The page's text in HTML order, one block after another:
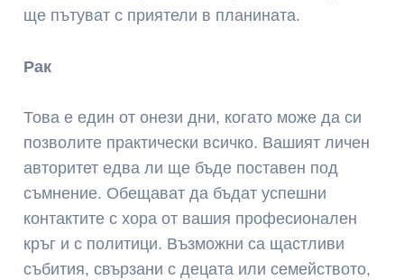
ще пътуват с приятели в планината.
Рак
Това е един от онези дни, когато може да си
позволите практически всичко. Вашият личен
авторитет едва ли ще бъде поставен под
съмнение. Обещават да бъдат успешни
контактите с хора от вашия професионален
кръг и с политици. Възможни са щастливи
събития, свързани с децата или семейството,